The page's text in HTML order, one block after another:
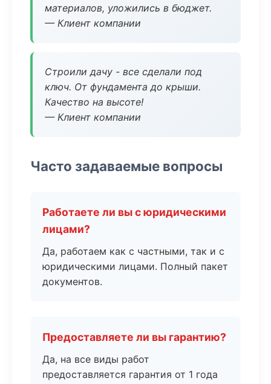
материалов, уложились в бюджет.
— Клиент компании
Строили дачу - все сделали под
ключ. От фундамента до крыши.
Качество на высоте!
— Клиент компании
Часто задаваемые вопросы
Работаете ли вы с юридическими
лицами?
Да, работаем как с частными, так и с
юридическими лицами. Полный пакет
документов.
Предоставляете ли вы гарантию?
Да, на все виды работ
предоставляется гарантия от 1 года